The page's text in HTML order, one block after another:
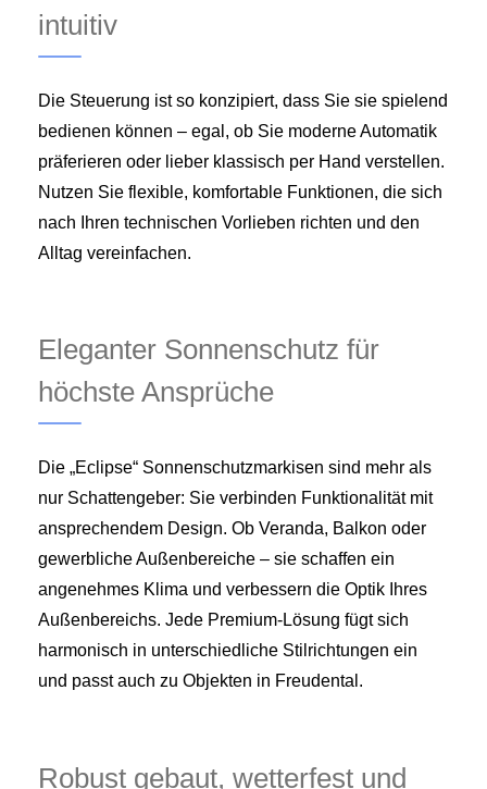
intuitiv
Die Steuerung ist so konzipiert, dass Sie sie spielend
bedienen können – egal, ob Sie moderne Automatik
präferieren oder lieber klassisch per Hand verstellen.
Nutzen Sie flexible, komfortable Funktionen, die sich
nach Ihren technischen Vorlieben richten und den
Alltag vereinfachen.
Eleganter Sonnenschutz für
höchste Ansprüche
Die „Eclipse“ Sonnenschutzmarkisen sind mehr als
nur Schattengeber: Sie verbinden Funktionalität mit
ansprechendem Design. Ob Veranda, Balkon oder
gewerbliche Außenbereiche – sie schaffen ein
angenehmes Klima und verbessern die Optik Ihres
Außenbereichs. Jede Premium-Lösung fügt sich
harmonisch in unterschiedliche Stilrichtungen ein
und passt auch zu Objekten in Freudental.
Robust gebaut, wetterfest und